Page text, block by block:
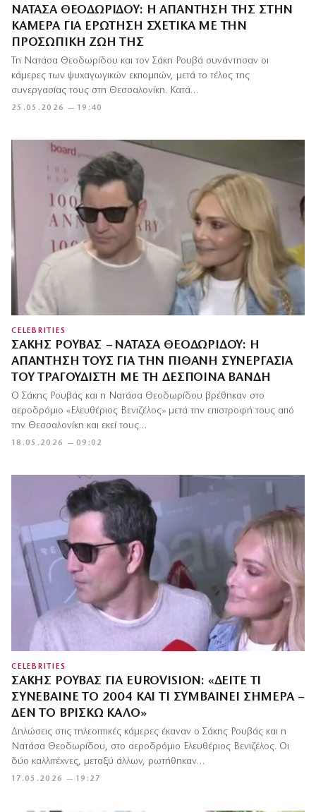
ΝΑΤΆΣΑ ΘΕΟΔΩΡΊΔΟΥ: Η ΑΠΆΝΤΗΣΉ ΤΗΣ ΣΤΗΝ
ΚΆΜΕΡΑ ΓΙΑ ΕΡΏΤΗΣΗ ΣΧΕΤΙΚΆ ΜΕ ΤΗΝ
ΠΡΟΣΩΠΙΚΉ ΖΩΉ ΤΗΣ
25.05.2026 — 19:40
Τη Νατάσα Θεοδωρίδου και τον Σάκη Ρουβά συνάντησαν οι
κάμερες των ψυχαγωγικών εκπομπών, μετά το τέλος της
συνεργασίας τους στη Θεσσαλονίκη. Κατά…
CELEBRITIES
ΣΆΚΗΣ ΡΟΥΒΆΣ – ΝΑΤΆΣΑ ΘΕΟΔΩΡΊΔΟΥ: Η
ΑΠΆΝΤΗΣΉ ΤΟΥΣ ΓΙΑ ΤΗΝ ΠΙΘΑΝΉ ΣΥΝΕΡΓΑΣΊΑ
ΤΟΥ ΤΡΑΓΟΥΔΙΣΤΉ ΜΕ ΤΗ ΔΈΣΠΟΙΝΑ ΒΑΝΔΉ
18.05.2026 — 09:02
Ο Σάκης Ρουβάς και η Νατάσα Θεοδωρίδου βρέθηκαν στο
αεροδρόμιο «Ελευθέριος Βενιζέλος» μετά την επιστροφή τους από
την Θεσσαλονίκη και εκεί τους…
CELEBRITIES
ΣΆΚΗΣ ΡΟΥΒΆΣ ΓΙΑ EUROVISION: «ΔΕΊΤΕ ΤΙ
ΣΥΝΈΒΑΙΝΕ ΤΟ 2004 ΚΑΙ ΤΙ ΣΥΜΒΑΊΝΕΙ ΣΉΜΕΡΑ –
ΔΕΝ ΤΟ ΒΡΊΣΚΩ ΚΑΛΌ»
17.05.2026 — 19:27
Δηλώσεις στις τηλεοπτικές κάμερες έκαναν ο Σάκης Ρουβάς και η
Νατάσα Θεοδωρίδου, στο αεροδρόμιο Ελευθέριος Βενιζέλος. Οι
δύο καλλιτέχνες, μεταξύ άλλων, ρωτήθηκαν…